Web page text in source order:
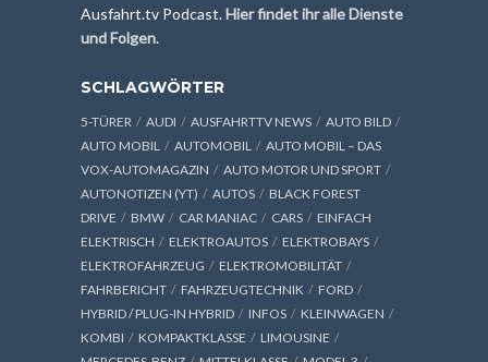
Ausfahrt.tv Podcast.Hier findet ihr alle Dienste
und Folgen.
SCHLAGWÖRTER
5-TÜRER AUDI AUSFAHRTTV NEWS
AUTO BILD
AUTO MOBIL
AUTOMOBIL
AUTO MOBIL – DAS
VOX-AUTOMAGAZIN
AUTO MOTOR UND SPORT
AUTONOTIZEN (YT)
AUTOS
BLACK FOREST
DRIVE
BMW CAR MANIAC CARS
EINFACH
ELEKTRISCH
ELEKTROAUTOS
ELEKTROBAYS
ELEKTROFAHRZEUG
ELEKTROMOBILITÄT
FAHRBERICHT
FAHRZEUGTECHNIK
FORD
HYBRID / PLUG-IN HYBRID
INFOS
KLEINWAGEN
KOMBI
KOMPAKTKLASSE
LIMOUSINE